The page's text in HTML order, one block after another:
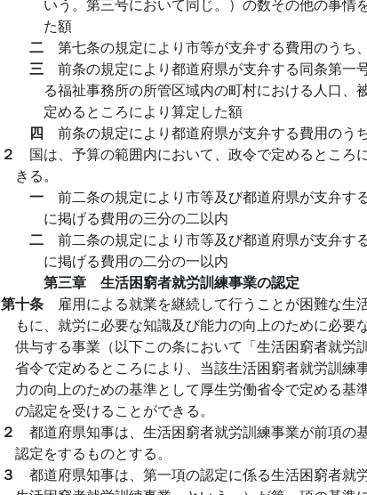
た額
二 第七条の規定により市等が支弁する費用のうち
三 前条の規定により都道府県が支弁する同条第一
る福祉事務所の所管区域内の町村における人口
定めるところにより算定した額
四 前条の規定により都道府県が支弁する費用のう
２ 国は、予算の範囲内において、政令で定めるとこ
きる。
一 前二条の規定により市等及び都道府県が支弁す
に掲げる費用の三分の二以内
二 前二条の規定により市等及び都道府県が支弁す
に掲げる費用の二分の一以内
第三章 生活困窮者就労訓練事業の認定
第十条 雇用による就業を継続して行うことが困難な生
もに、就労に必要な知識及び能力の向上のために必
供与する事業（以下この条において「生活困窮者就労
省令で定めるところにより、当該生活困窮者就労訓練
力の向上のための基準として厚生労働省令で定める
の認定を受けることができる。
２ 都道府県知事は、生活困窮者就労訓練事業が前項の
認定をするものとする。
３ 都道府県知事は、第一項の認定に係る生活困窮者就